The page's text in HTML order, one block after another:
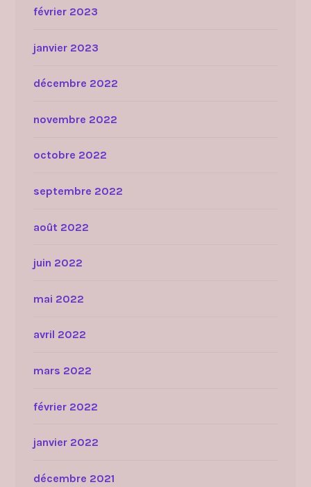
février 2023
janvier 2023
décembre 2022
novembre 2022
octobre 2022
septembre 2022
août 2022
juin 2022
mai 2022
avril 2022
mars 2022
février 2022
janvier 2022
décembre 2021